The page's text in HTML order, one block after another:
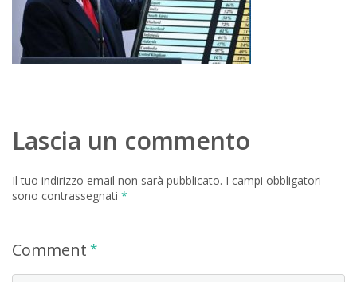
Lascia un commento
Il tuo indirizzo email non sarà pubblicato. I campi obbligatori
sono contrassegnati *
Comment *